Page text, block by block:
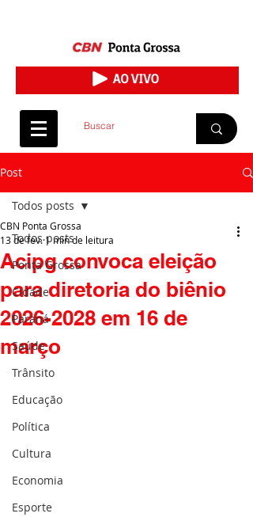
Post
Todos posts
Ponta Grossa
Cidade
Paraná
Saúde
Trânsito
Educação
Política
Cultura
Economia
Esporte
Todos posts
Acipg convoca eleição
para diretoria do biênio
2026-2028 em 16 de
março
CBN Ponta Grossa
13 de fev. 1 min de leitura